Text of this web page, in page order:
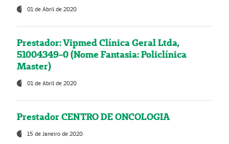
01 de Abril de 2020
Prestador: Vipmed Clínica Geral Ltda,
51004349-0 (Nome Fantasia: Policlínica
Master)
01 de Abril de 2020
Prestador CENTRO DE ONCOLOGIA
15 de Janeiro de 2020